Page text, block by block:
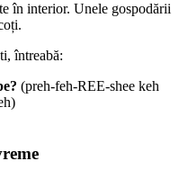
în interior. Unele gospodării
întreabă:
(preh-feh-REE-shee keh